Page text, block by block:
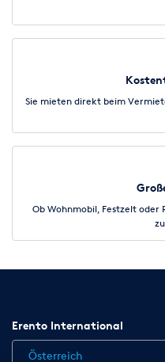
Sie mieten direkt beim
Ob Wohnmobil, Festzelt oder
Erento International
Österreich